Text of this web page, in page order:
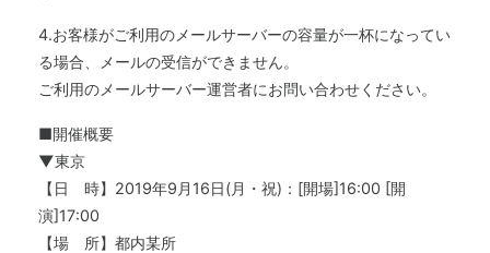
4.お客様がご利用のメールサーバーの容量が一杯になってい
る場合、メールの受信ができません。
ご利用のメールサーバー運営者にお問い合わせください。
■開催概要
▼東京
【日 時】2019年9月16日(月・祝)：[開場]16:00 [開
演]17:00
【場 所】都内某所